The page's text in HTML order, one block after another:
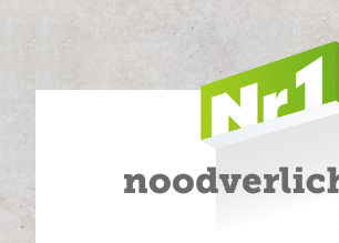
Ga naar de inhoud